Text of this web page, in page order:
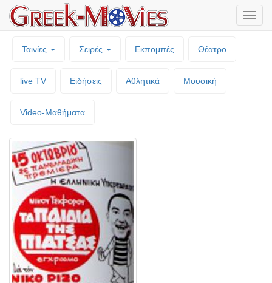
Ταινίες Σειρές Εκπομπές Θέατρο
live TV Ειδήσεις Αθλητικά Μουσική
Video-Mαθήματα